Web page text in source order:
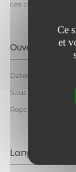
Ce
et
cas de mauvais
Ouverture
Dates à confirmer
Sous réserve de
Reporté en cas
Langues